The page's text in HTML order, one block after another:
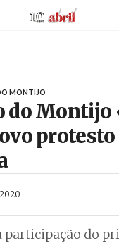
AbrilAbril
MONTIJO
do Montijo
participação do